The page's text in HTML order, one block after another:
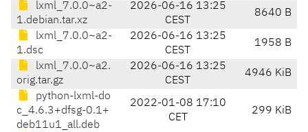
lxml_7.0.0~a2-
1.debian.tar.xz
2026-06-16 13:25
CEST
8640 B
lxml_7.0.0~a2-
1.dsc
2026-06-16 13:25
CEST
1958 B
lxml_7.0.0~a2.
orig.tar.gz
2026-06-16 13:25
CEST
4946 KiB
python-lxml-do
c_4.6.3+dfsg-0.1+
deb11u1_all.deb
2022-01-08 17:10
CET
299 KiB